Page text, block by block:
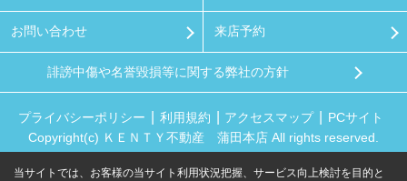
お問い合わせ 来店予約
誹謗中傷や名誉毀損等に関する弊社の方針
プライバシーポリシー 利用規約 アクセスマップ
PCサイト
Copyright(c) ＫＥＮＴＹ不動産 蒲田本店 All rights reserved.
当サイトでは、お客様の当サイト利用状況把握、サービス向上検討を目的と